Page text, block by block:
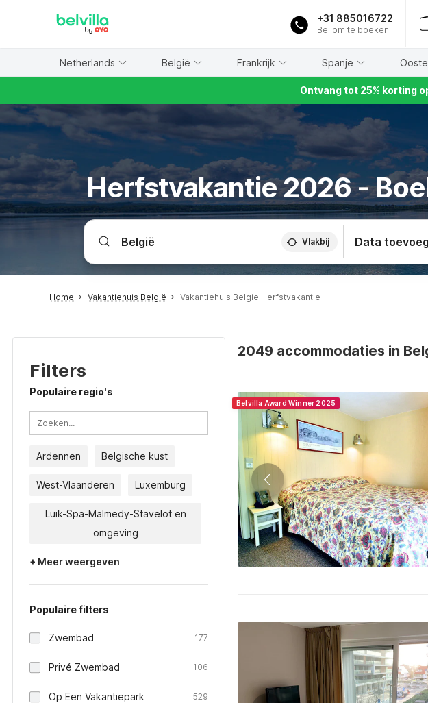
+31 885016722
Bel om te boeken
Netherlands België Frankrijk Spanje
Ontvang tot 25% korting
Herfstvakantie 2026 -
Vlakbij Data
Home Vakantiehuis België Vakantiehuis België Herfstvakantie
Filters
Populaire regio's
Ardennen Belgische kust
West-Vlaanderen Luxemburg
Luik-Spa-Malmedy-Stavelot en
omgeving
+ Meer weergeven
Populaire filters
Zwembad 177
Privé Zwembad 106
Op Een Vakantiepark 529
2049 accommodaties in
Belvilla Award Winner 2025